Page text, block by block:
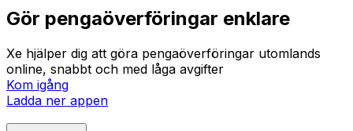
Gör pengaöverföringar enklare
Xe hjälper dig att göra pengaöverföringar utomlands
online, snabbt och med låga avgifter
Kom igång
Ladda ner appen